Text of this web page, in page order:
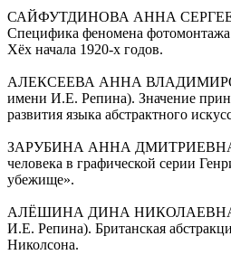
САЙФУТДИНОВА АННА
Специфика феномена
Хёх начала 1920-х годов.
АЛЕКСЕЕВА АННА
имени И.Е. Репина). Значение
развития языка абстрактного
ЗАРУБИНА АННА ДМИТРИЕВНА
человека в графической серии
убежище».
АЛЁШИНА ДИНА НИКОЛАЕВНА
И.Е. Репина). Британская
Николсона.